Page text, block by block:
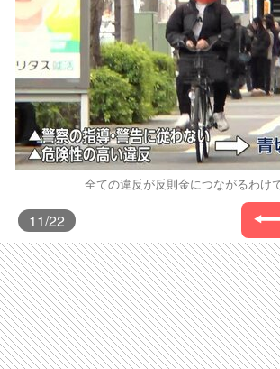
全ての違反が反則金につながるわけ
11/22